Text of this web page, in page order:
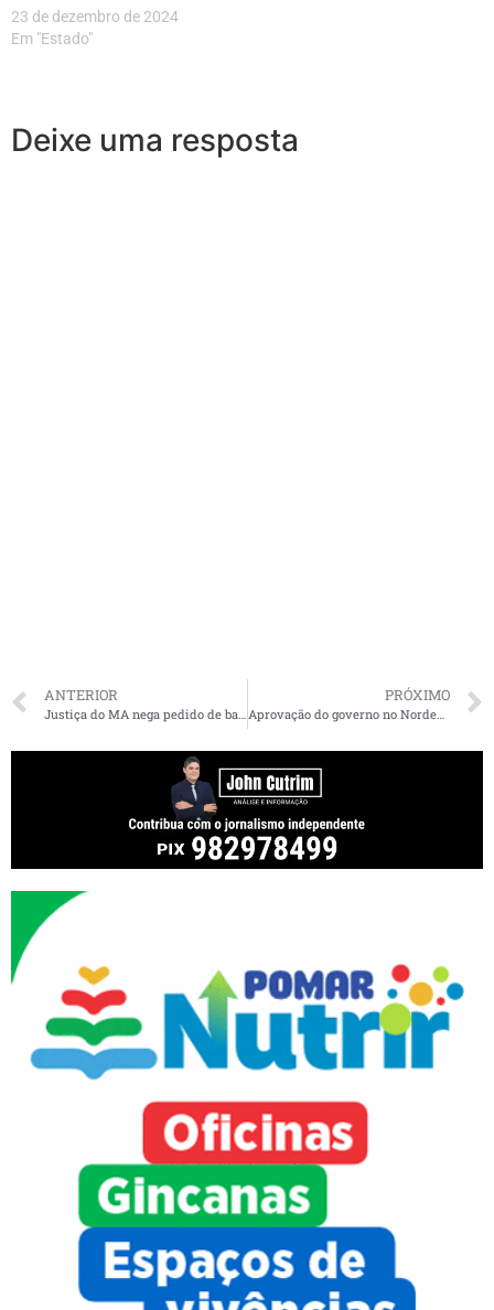
23 de dezembro de 2024
Em "Estado"
Deixe uma resposta
ANTERIOR PRÓXIMO
Aprovação do governo no Nordeste cai depois de viagens de Bolsonaro